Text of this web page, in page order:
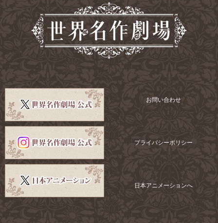
お問い合わせ
プライバシーポリシー
日本アニメーションへ